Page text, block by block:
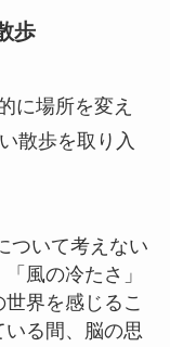
歩
に場所を変え
散歩を取り入
ついて考えない
風の冷たさ」
世界を感じるこ
いる間、脳の思